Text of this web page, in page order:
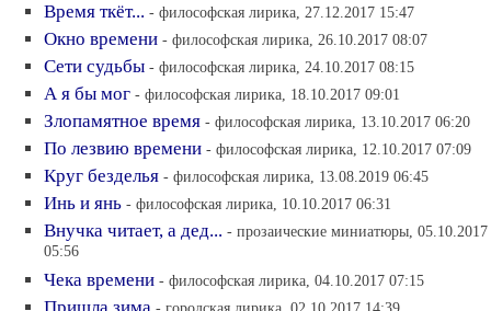
Время ткёт... - философская лирика, 27.12.2017 15:47
Окно времени - философская лирика, 26.10.2017 08:07
Сети судьбы - философская лирика, 24.10.2017 08:15
А я бы мог - философская лирика, 18.10.2017 09:01
Злопамятное время - философская лирика, 13.10.2017 06:20
По лезвию времени - философская лирика, 12.10.2017 07:09
Круг безделья - философская лирика, 13.08.2019 06:45
Инь и янь - философская лирика, 10.10.2017 06:31
Внучка читает, а дед... - прозаические миниатюры, 05.10.2017
05:56
Чека времени - философская лирика, 04.10.2017 07:15